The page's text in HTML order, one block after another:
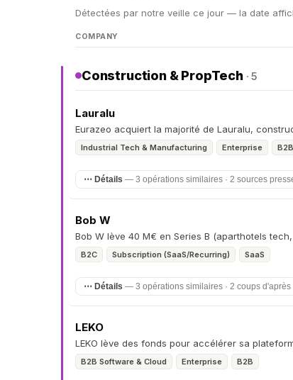
Détectées par notre veille ce jour — la date
COMPANY
Construction & PropTech · 5
Lauralu
Eurazeo acquiert la majorité de Lauralu,
Industrial Tech & Manufacturing Enterprise B2B
⋯ Détails — 3 opérations similaires · 2 sources
Bob W
Bob W lève 40 M€ en Series B (aparthotels tech,
B2C Subscription (SaaS/Recurring) SaaS
⋯ Détails — 3 opérations similaires · 2 coups d'après
LEKO
LEKO lève des fonds pour accélérer sa
B2B Software & Cloud Enterprise B2B